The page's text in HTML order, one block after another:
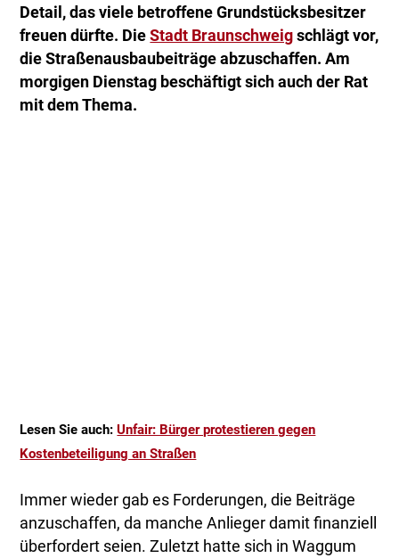
Detail, das viele betroffene Grundstücksbesitzer
freuen dürfte. DieStadt Braunschweig schlägt vor,
die Straßenausbaubeiträge abzuschaffen. Am
morgigen Dienstag beschäftigt sich auch der Rat
mit dem Thema.
Lesen Sie auch:Unfair: Bürger protestieren gegen
Kostenbeteiligung an Straßen
Immer wieder gab es Forderungen, die Beiträge
anzuschaffen, da manche Anlieger damit finanziell
überfordert seien. Zuletzt hatte sich in Waggum